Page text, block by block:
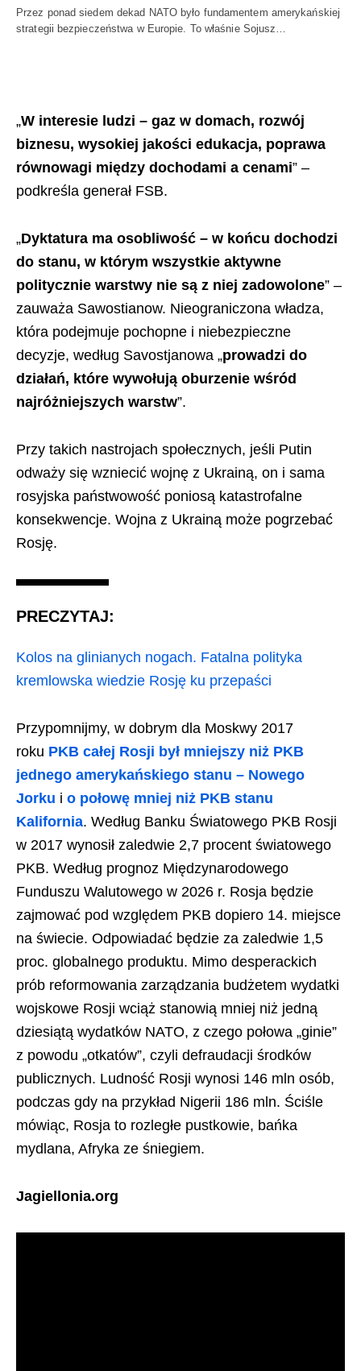
Przez ponad siedem dekad NATO było fundamentem amerykańskiej
strategii bezpieczeństwa w Europie. To właśnie Sojusz…
„W interesie ludzi – gaz w domach, rozwój
biznesu, wysokiej jakości edukacja, poprawa
równowagi między dochodami a cenami” –
podkreśla generał FSB.
„Dyktatura ma osobliwość – w końcu dochodzi
do stanu, w którym wszystkie aktywne
politycznie warstwy nie są z niej zadowolone” –
zauważa Sawostianow. Nieograniczona władza,
która podejmuje pochopne i niebezpieczne
decyzje, według Savostjanowa „prowadzi do
działań, które wywołują oburzenie wśród
najróżniejszych warstw”.
Przy takich nastrojach społecznych, jeśli Putin
odważy się wzniecić wojnę z Ukrainą, on i sama
rosyjska państwowość poniosą katastrofalne
konsekwencje. Wojna z Ukrainą może pogrzebać
Rosję.
PRECZYTAJ:
Kolos na glinianych nogach. Fatalna polityka
kremlowska wiedzie Rosję ku przepaści
Przypomnijmy, w dobrym dla Moskwy 2017
roku PKB całej Rosji był mniejszy niż PKB
jednego amerykańskiego stanu – Nowego
Jorku i o połowę mniej niż PKB stanu
Kalifornia. Według Banku Światowego PKB Rosji
w 2017 wynosił zaledwie 2,7 procent światowego
PKB. Według prognoz Międzynarodowego
Funduszu Walutowego w 2026 r. Rosja będzie
zajmować pod względem PKB dopiero 14. miejsce
na świecie. Odpowiadać będzie za zaledwie 1,5
proc. globalnego produktu. Mimo desperackich
prób reformowania zarządzania budżetem wydatki
wojskowe Rosji wciąż stanowią mniej niż jedną
dziesiątą wydatków NATO, z czego połowa „ginie”
z powodu „otkatów”, czyli defraudacji środków
publicznych. Ludność Rosji wynosi 146 mln osób,
podczas gdy na przykład Nigerii 186 mln. Ściśle
mówiąc, Rosja to rozległe pustkowie, bańka
mydlana, Afryka ze śniegiem.
Jagiellonia.org